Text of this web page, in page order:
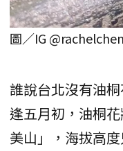
圖／IG
誰說台北沒有油
逢五月初，油桐
美山」，海拔高